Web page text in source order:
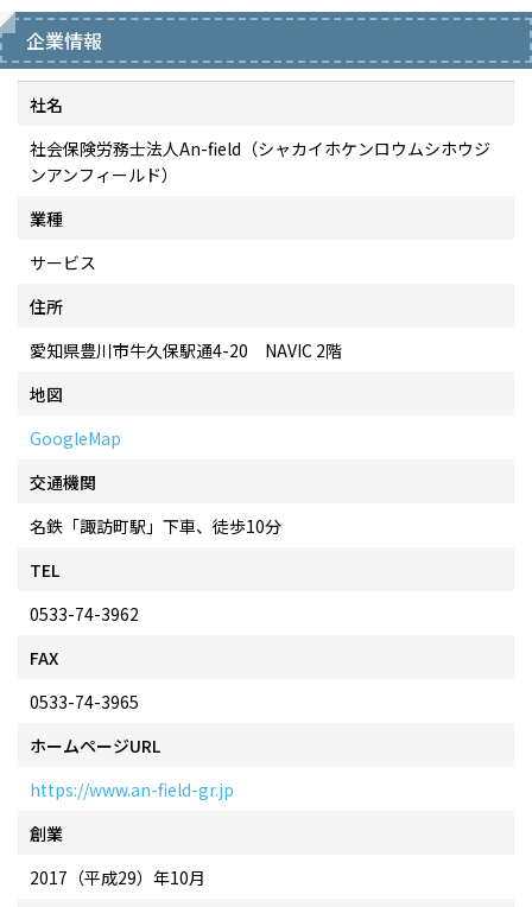
企業情報
社名
社会保険労務士法人An-field（シャカイホケンロウムシホウジ
ンアンフィールド）
業種
サービス
住所
愛知県豊川市牛久保駅通4-20 NAVIC 2階
地図
GoogleMap
交通機関
名鉄「諏訪町駅」下車、徒歩10分
TEL
0533-74-3962
FAX
0533-74-3965
ホームページURL
https://www.an-field-gr.jp
創業
2017（平成29）年10月